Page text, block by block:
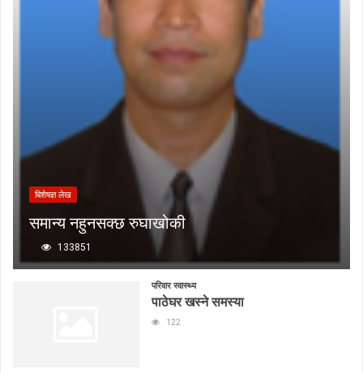
बिशेषज्ञ लेख
समान्य नहुनसक्छ रुघाखोकी
133851
परिवार स्वास्थ्य
पाठेघर खस्ने समस्या
122